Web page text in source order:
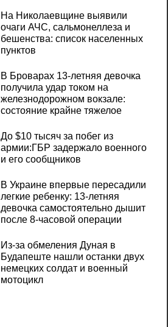
На Николаевщине выявили
очаги АЧС, сальмонеллеза и
бешенства: список населенных
пунктов
В Броварах 13-летняя девочка
получила удар током на
железнодорожном вокзале:
состояние крайне тяжелое
До $10 тысяч за побег из
армии:ГБР задержало военного
и его сообщников
В Украине впервые пересадили
легкие ребенку: 13-летняя
девочка самостоятельно дышит
после 8-часовой операции
Из-за обмеления Дуная в
Будапеште нашли останки двух
немецких солдат и военный
мотоцикл